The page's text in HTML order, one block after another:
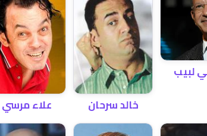
لبيب
خالد سرحان
علاء مرسي